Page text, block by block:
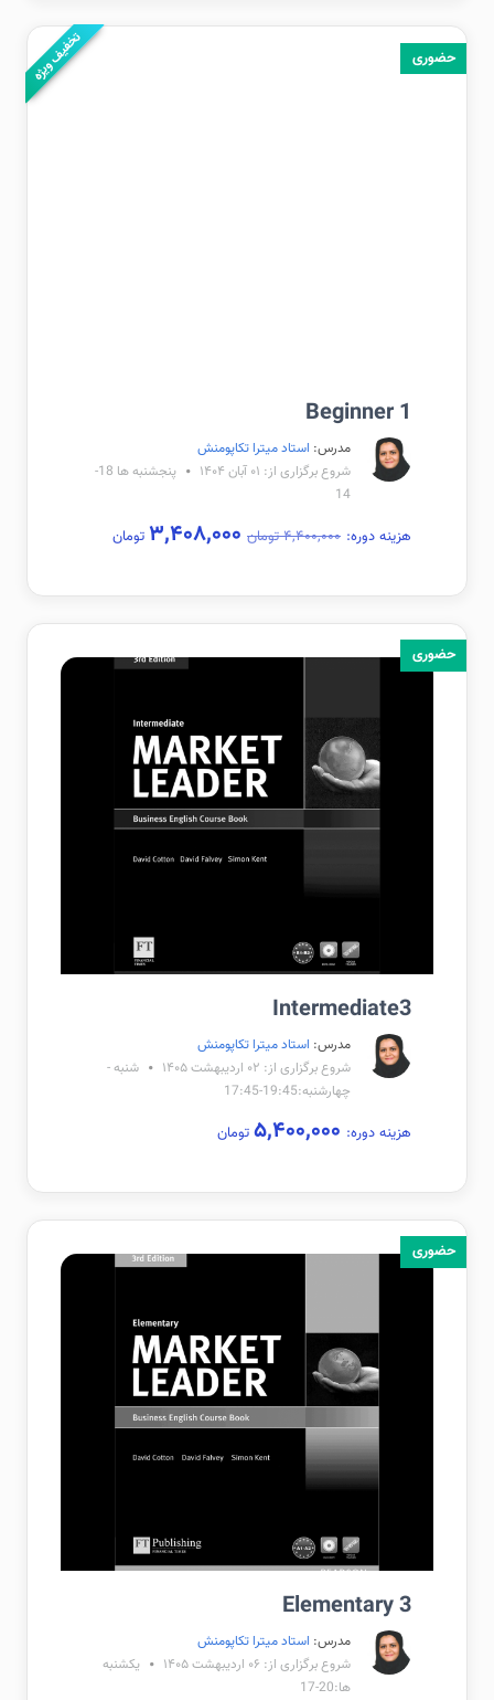
حضوری تخفیف ویژه
Beginner 1
مدرس: استاد میترا تکاپومنش
شروع برگزاری از: ۰۱ آبان ۱۴۰۴
پنجشنبه ها 18-
14
هزینه دوره: ۴,۴۰۰,۰۰۰ تومان ۳,۴۰۸,۰۰۰ تومان
حضوری
Intermediate3
مدرس: استاد میترا تکاپومنش
شروع برگزاری از: ۰۲ اردیبهشت ۱۴۰۵
شنبه -
چهارشنبه:19:45-17:45
هزینه دوره: تومان
حضوری
Elementary 3
مدرس: استاد میترا تکاپومنش
شروع برگزاری از: ۰۶ اردیبهشت ۱۴۰۵
یکشنبه
ها:20-17